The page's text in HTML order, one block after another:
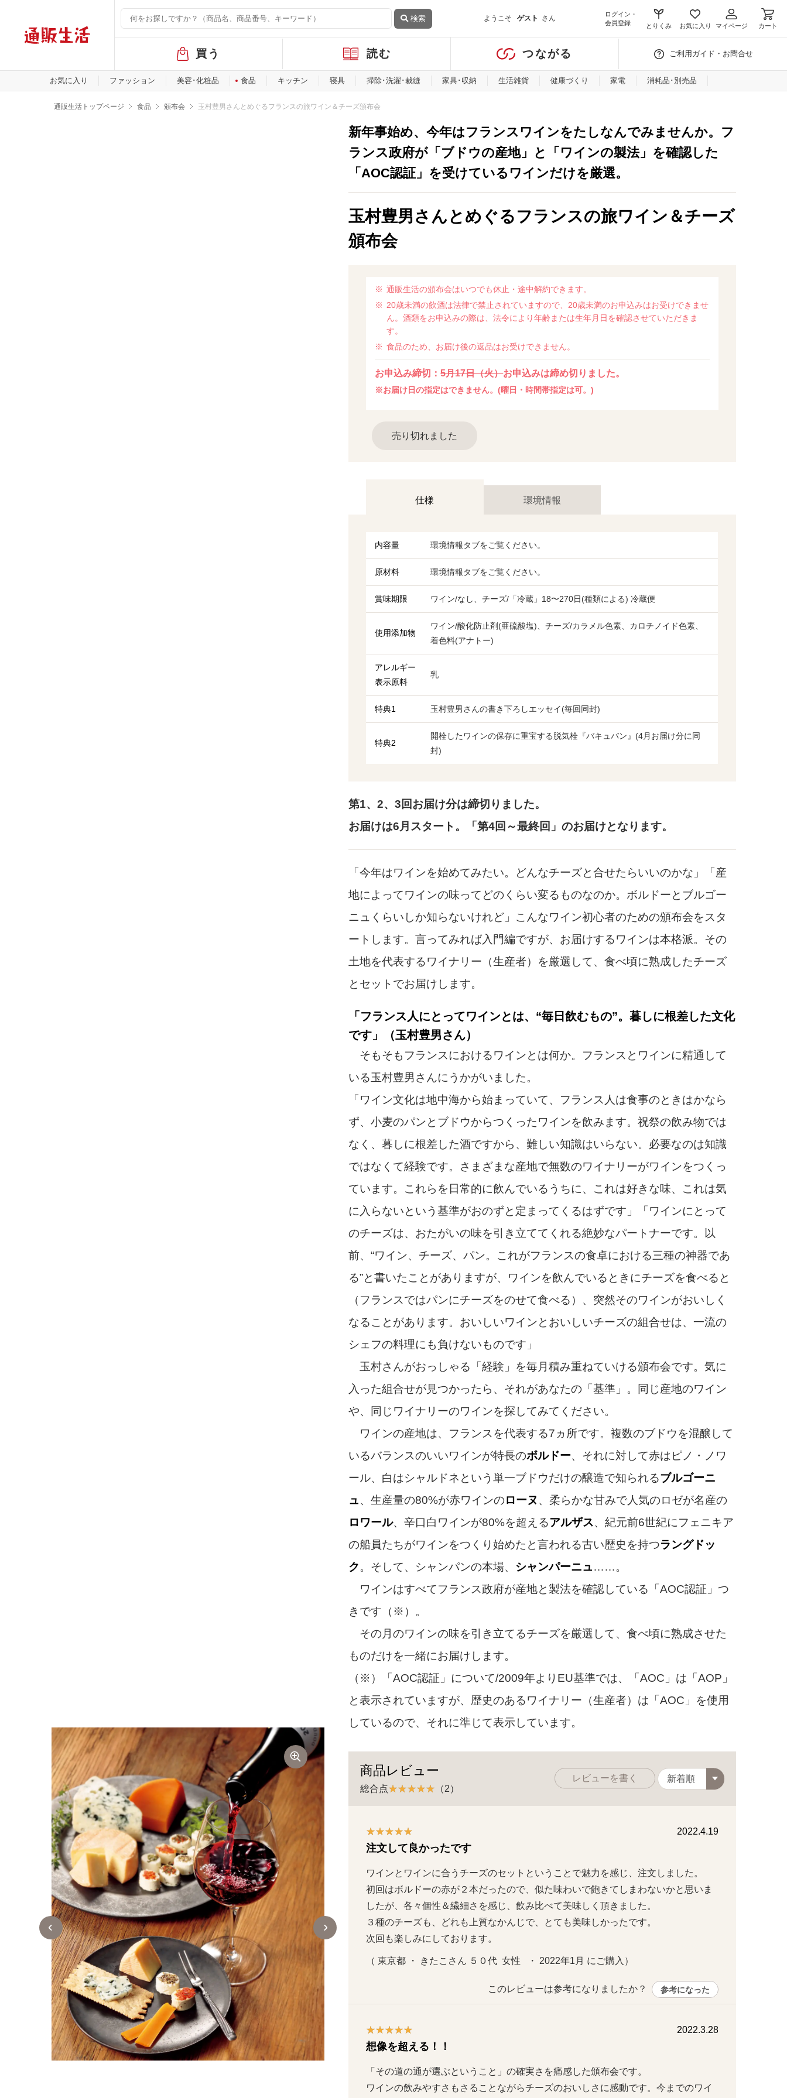
検索 ようこそ ゲスト さん
ログイン・
会員登録
とりくみ お気に入り マイページ カート
バ
ル
メ
買う 読む つながる ご利用ガイド・お問合せ
お気に入り ファッション 美容･化粧品 食品 キッチン 寝具 掃除･洗濯･裁縫 家具･収納 生活雑貨 健康づくり 家電 消耗品･別売品
通販生活トップページ 食品 頒布会 玉村豊男さんとめぐるフランスの旅ワイン＆チーズ頒布会
新年事始め、今年はフランスワインをたしなんでみませんか。 フ
ランス政府が「ブドウの産地」と「ワインの製法」を確認した
「AOC認証」を受けているワインだけを厳選。
案内人・玉村豊男さん
エッセイスト、画家、ワイナリーオーナー。パリ大学に留学後、
第1回お届け分は締切りました。
玉村豊男さんとめぐるフランスの旅ワイン＆チーズ
頒布会
通販生活の頒布会はいつでも休止・途中解約できます。
20歳未満の飲酒は法律で禁止されていますので、20歳未満のお申込みはお受けできませ
ん。酒類をお申込みの際は、法令により年齢または生年月日を確認させていただきま
す。
食品のため、お届け後の返品はお受けできません。
お申込み締切：5月17日（火）お申込みは締め切りました。
※お届け日の指定はできません。(曜日・時間帯指定は可。)
売り切れました
仕様 環境情報
内容量 環境情報タブをご覧ください。
原材料 環境情報タブをご覧ください。
賞味期限 ワイン/なし、チーズ/「冷蔵」18〜270日(種類による) 冷蔵便
使用添加物
ワイン/酸化防止剤(亜硫酸塩)、チーズ/カラメル色素、カロチノイド色素、
着色料(アナトー)
アレルギー
表示原料
乳
特典1 玉村豊男さんの書き下ろしエッセイ(毎回同封)
特典2
開栓したワインの保存に重宝する脱気栓『バキュバン』(4月お届け分に同
封)
第1、2、3回お届け分は締切りました。
お届けは6月スタート。「第4回～最終回」のお届けとなります。
「今年はワインを始めてみたい。どんなチーズと合せたらいいのかな」「産
地によってワインの味ってどのくらい変るものなのか。ボルドーとブルゴー
ニュくらいしか知らないけれど」こんなワイン初心者のための頒布会をスタ
ートします。言ってみれば入門編ですが、お届けするワインは本格派。その
土地を代表するワイナリー（生産者）を厳選して、食べ頃に熟成したチーズ
とセットでお届けします。
「フランス人にとってワインとは、“毎日飲むもの”。暮しに根差した文化
です」（玉村豊男さん）
そもそもフランスにおけるワインとは何か。フランスとワインに精通して
いる玉村豊男さんにうかがいました。
「ワイン文化は地中海から始まっていて、フランス人は食事のときはかなら
ず、小麦のパンとブドウからつくったワインを飲みます。祝祭の飲み物では
なく、暮しに根差した酒ですから、難しい知識はいらない。必要なのは知識
ではなくて経験です。さまざまな産地で無数のワイナリーがワインをつくっ
ています。これらを日常的に飲んでいるうちに、これは好きな味、これは気
に入らないという基準がおのずと定まってくるはずです」「ワインにとって
のチーズは、おたがいの味を引き立ててくれる絶妙なパートナーです。以
前、“ワイン、チーズ、パン。これがフランスの食卓における三種の神器であ
る”と書いたことがありますが、ワインを飲んでいるときにチーズを食べると
（フランスではパンにチーズをのせて食べる）、突然そのワインがおいしく
なることがあります。おいしいワインとおいしいチーズの組合せは、一流の
シェフの料理にも負けないものです」
玉村さんがおっしゃる「経験」を毎月積み重ねていける頒布会です。気に
入った組合せが見つかったら、それがあなたの「基準」。同じ産地のワイン
や、同じワイナリーのワインを探してみてください。
ワインの産地は、フランスを代表する7ヵ所です。複数のブドウを混醸して
いるバランスのいいワインが特長のボルドー、それに対して赤はピノ・ノワ
ール、白はシャルドネという単一ブドウだけの醸造で知られるブルゴーニ
ュ、生産量の80%が赤ワインのローヌ 、柔らかな甘みで人気のロゼが名産の
ロワール、辛口白ワインが80%を超えるアルザス、紀元前6世紀にフェニキア
の船員たちがワインをつくり始めたと言われる古い歴史を持つラングドッ
ク。そして、シャンパンの本場、 シャンパーニュ……。
ワインはすべてフランス政府が産地と製法を確認している「AOC認証」つ
きです（※）。
その月のワインの味を引き立てるチーズを厳選して、食べ頃に熟成させた
ものだけを一緒にお届けします。
（※）「AOC認証」について/2009年よりEU基準では、「AOC」は「AOP」
と表示されていますが、歴史のあるワイナリー（生産者）は「AOC」を使用
しているので、それに準じて表示しています。
商品レビュー
総合点 （2）
レビューを書く
2022.4.19
注文して良かったです
ワインとワインに合うチーズのセットということで魅力を感じ、注文しました。
初回はボルドーの赤が２本だったので、似た味わいで飽きてしまわないかと思いま
したが、各々個性＆繊細さを感じ、飲み比べて美味しく頂きました。
３種のチーズも、どれも上質なかんじで、とても美味しかったです。
次回も楽しみにしております。
（ 東京都 ・ きたこさん ５０代  女性   ・ 2022年1月 にご購入）
このレビューは参考になりましたか？ 参考になった
2022.3.28
想像を超える！！
「その道の通が選ぶということ」の確実さを痛感した頒布会です。
ワインの飲みやすさもさることながらチーズのおいしさに感動です。今までのワイ